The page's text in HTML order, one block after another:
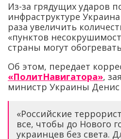
Из-за грядущих ударов
инфраструктуре
раза увеличить
«пунктов
страны могут
Об этом, передает
«ПолитНавигатора»,
министр Украины
«Российские
все, чтобы до Нового
украинцев без света.